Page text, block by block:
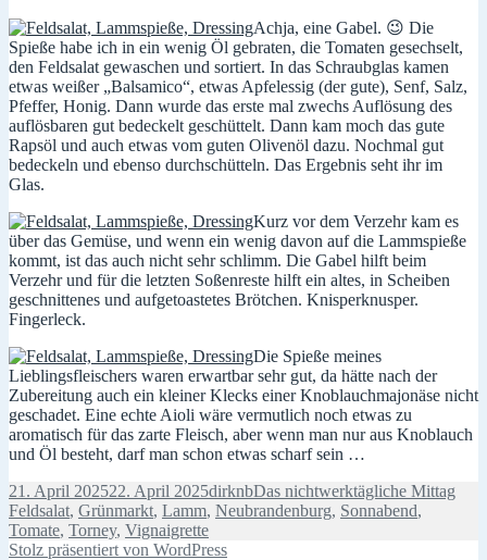
Achja, eine Gabel. 😉 Die
Spieße habe ich in ein wenig Öl gebraten, die Tomaten gesechselt,
den Feldsalat gewaschen und sortiert. In das Schraubglas kamen
etwas weißer „Balsamico“, etwas Apfelessig (der gute), Senf, Salz,
Pfeffer, Honig. Dann wurde das erste mal zwechs Auflösung des
auflösbaren gut bedeckelt geschüttelt. Dann kam moch das gute
Rapsöl und auch etwas vom guten Olivenöl dazu. Nochmal gut
bedeckeln und ebenso durchschütteln. Das Ergebnis seht ihr im
Glas.
Kurz vor dem Verzehr kam es
über das Gemüse, und wenn ein wenig davon auf die Lammspieße
kommt, ist das auch nicht sehr schlimm. Die Gabel hilft beim
Verzehr und für die letzten Soßenreste hilft ein altes, in Scheiben
geschnittenes und aufgetoastetes Brötchen. Knisperknusper.
Fingerleck.
Die Spieße meines
Lieblingsfleischers waren erwartbar sehr gut, da hätte nach der
Zubereitung auch ein kleiner Klecks einer Knoblauchmajonäse nicht
geschadet. Eine echte Aioli wäre vermutlich noch etwas zu
aromatisch für das zarte Fleisch, aber wenn man nur aus Knoblauch
und Öl besteht, darf man schon etwas scharf sein …
Veröffentlicht
am
21. April 202522. April 2025Autor
dirknbKategorien
Das nichtwerktägliche Mittag
Feldsalat, Grünmarkt, Lamm, Neubrandenburg, Sonnabend,
Tomate, Torney, Vignaigrette
Stolz präsentiert von WordPress